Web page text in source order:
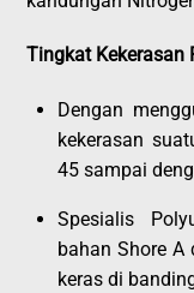
Tingkat Kekerasan
Dengan
kekerasan
45 sampai
Spesialis
bahan Shore
keras di